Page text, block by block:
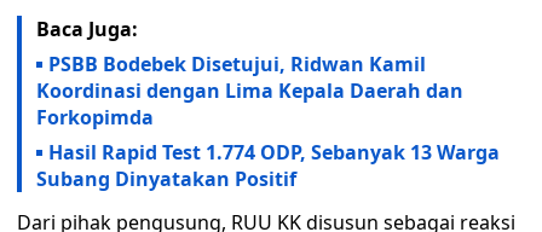
Baca Juga:
PSBB Bodebek Disetujui, Ridwan Kamil
Koordinasi dengan Lima Kepala Daerah dan
Forkopimda
Hasil Rapid Test 1.774 ODP, Sebanyak 13 Warga
Subang Dinyatakan Positif
Dari pihak pengusung, RUU KK disusun sebagai reaksi